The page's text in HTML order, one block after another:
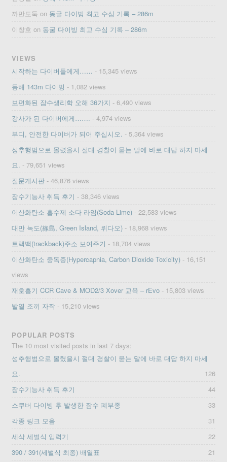
까만도둑 on 동굴 다이빙 최고 수심 기록 – 286m
이창호 on 동굴 다이빙 최고 수심 기록 – 286m
VIEWS
시작하는 다이버들에게…… - 15,345 views
동해 143m 다이빙 - 1,082 views
보편화된 잠수생리학 오해 36가지 - 6,490 views
강사가 된 다이버에게……. - 4,974 views
부디, 안전한 다이버가 되어 주십시오. - 5,364 views
성추행범으로 몰렸을시 절대 경찰이 묻는 말에 바로 대답 하지 마세
요. - 79,651 views
질문게시판 - 46,876 views
잠수기능사 취득 후기 - 38,346 views
이산화탄소 흡수제 소다 라임(Soda Lime) - 22,583 views
대만 녹도(綠島, Green Island, 뤼다오) - 18,968 views
트랙백(trackback)주소 보여주기 - 18,704 views
이산화탄소 중독증(Hypercapnia, Carbon Dioxide Toxicity) - 16,151
views
재호흡기 CCR Cave & MOD2/3 Xover 교육 – rEvo - 15,803 views
발열 조끼 자작 - 15,210 views
POPULAR POSTS
The 10 most visited posts in last 7 days:
성추행범으로 몰렸을시 절대 경찰이 묻는 말에 바로 대답 하지 마세
요.
126
잠수기능사 취득 후기
44
스쿠버 다이빙 후 발생한 잠수 폐부종
33
각종 링크 모음
31
세삭 세벌식 입력기
22
390 / 391(세벌식 최종) 배열표
21